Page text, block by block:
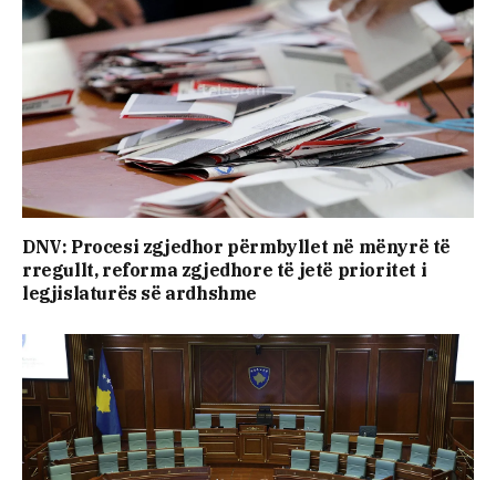
DNV: Procesi zgjedhor përmbyllet në mënyrë të
rregullt, reforma zgjedhore të jetë prioritet i
legjislaturës së ardhshme